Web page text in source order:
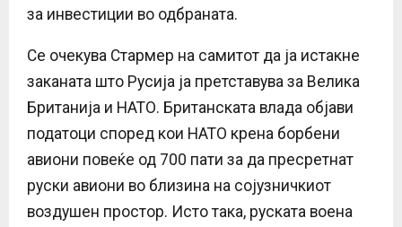
за инвестиции во одбраната.
Се очекува Стармер на самитот да ја истакне
заканата што Русија ја претставува за Велика
Британија и НАТО. Британската влада објави
податоци според кои НАТО крена борбени
авиони повеќе од 700 пати за да пресретнат
руски авиони во близина на сојузничкиот
воздушен простор. Исто така, руската воена